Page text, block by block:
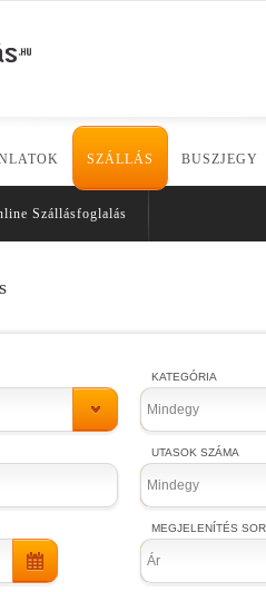
SZÁLLÁS BUSZJEGY
Szállásfoglalás
KATEGÓRIA
Mindegy
UTASOK SZÁMA
Mindegy
MEGJELENÍTÉS
Ár